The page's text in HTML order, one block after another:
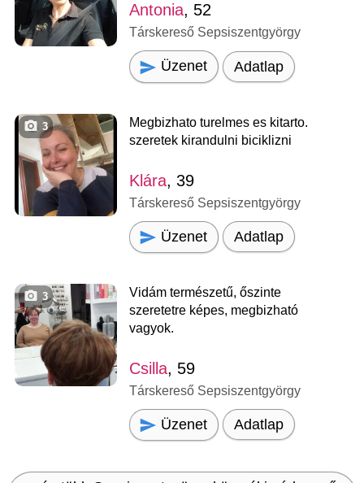
Antonia, 52
Társkereső Sepsiszentgyörgy
Üzenet Adatlap
3
Megbizhato turelmes es kitarto.
szeretek kirandulni biciklizni
Klára, 39
Társkereső Sepsiszentgyörgy
Üzenet Adatlap
3
Vidám természetű, őszinte
szeretetre képes, megbizható
vagyok.
Csilla, 59
Társkereső Sepsiszentgyörgy
Üzenet Adatlap